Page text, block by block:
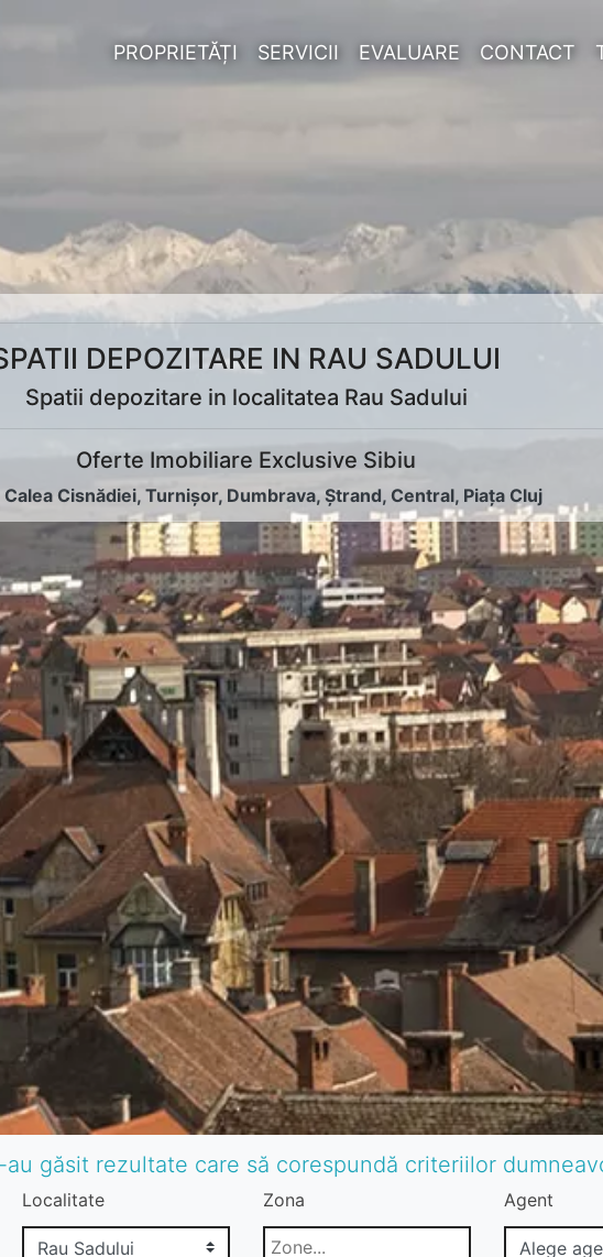
PROPRIETĂȚI SERVICII EVALUARE CONTACT
DEPOZITARE IN RAU SADULUI
Spatii depozitare in localitatea Rau Sadului
Oferte Imobiliare Exclusive Sibiu
Calea Cisnădiei,Turnișor, Dumbrava,Ștrand,Central, Piața Cluj
găsit rezultate care să corespundă criteriilor
Localitate Zona Agent